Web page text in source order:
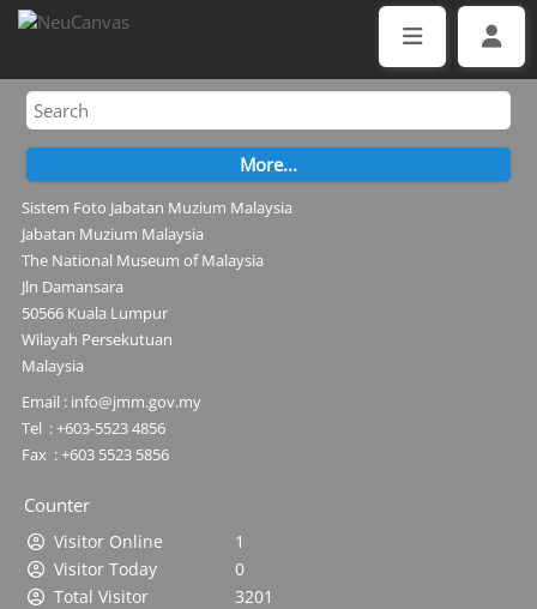
Sistem Foto Jabatan Muzium Malaysia
Jabatan Muzium Malaysia
The National Museum of Malaysia
Jln Damansara
50566 Kuala Lumpur
Wilayah Persekutuan
Malaysia
Email : info@jmm.gov.my
Tel : +603-5523 4856
Fax : +603 5523 5856
Counter
Visitor Online
1
Visitor Today
0
Total Visitor
3201